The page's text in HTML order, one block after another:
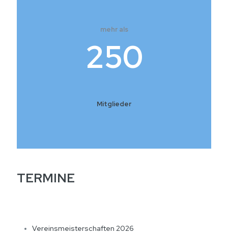
mehr als
250
Mitglieder
TERMINE
Vereinsmeisterschaften 2026